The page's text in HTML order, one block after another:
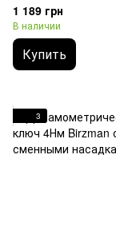
1 189 грн
В наличии
Купить
3